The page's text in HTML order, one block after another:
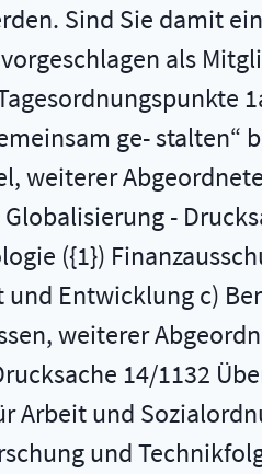
Sind Sie damit
als
ge- stalten“
weiterer
-
({1})
Entwicklung c)
weiterer
14/1132
Arbeit und
und